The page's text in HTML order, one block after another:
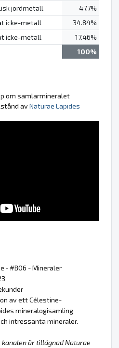
jordmetall
47.7%
icke-metall
34.84%
icke-metall
17.46%
100%
om samlarmineralet
avNaturae Lapides
‐ #B06 - Mineraler
av ett Célestine-
mineralogisamling
intressanta mineraler.
kanalen är tillägnad Naturae